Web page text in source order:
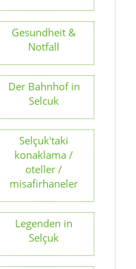
Gesundheit &
Notfall
Der Bahnhof in
Selcuk
Selçuk'taki
konaklama /
oteller /
misafirhaneler
Legenden in
Selçuk